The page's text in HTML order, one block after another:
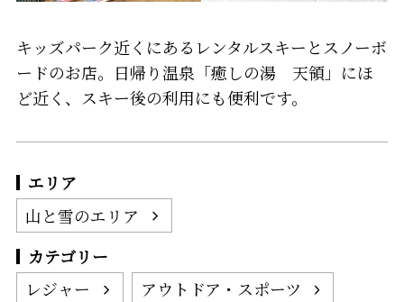
キッズパーク近くにあるレンタルスキーとスノーボ
ードのお店。日帰り温泉「癒しの湯 天領」にほ
ど近く、スキー後の利用にも便利です。
エリア
山と雪のエリア
カテゴリー
レジャー
アウトドア・スポーツ